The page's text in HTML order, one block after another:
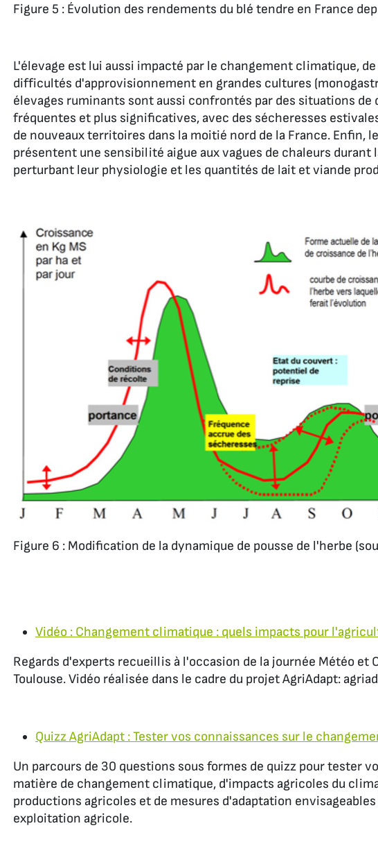
Figure 5 : Évolution des rendements du blé tendre en France
L'élevage est lui aussi impacté par le changement climatique,
difficultés d'approvisionnement en grandes cultures
élevages ruminants sont aussi confrontés par des situations de
fréquentes et plus significatives, avec des sécheresses
de nouveaux territoires dans la moitié nord de la France. Enfin,
présentent une sensibilité aigue aux vagues de chaleurs durant
perturbant leur physiologie et les quantités de lait et viande
Figure 6 : Modification de la dynamique de pousse de l'herbe
Vidéo : Changement climatique : quels impacts pour
Regards d'experts recueillis à l'occasion de la journée Météo et
Toulouse. Vidéo réalisée dans le cadre du projet AgriAdapt:
Quizz AgriAdapt : Tester vos connaissances sur le
Un parcours de 30 questions sous formes de quizz pour tester
matière de changement climatique, d'impacts agricoles du
productions agricoles et de mesures d'adaptation
exploitation agricole.